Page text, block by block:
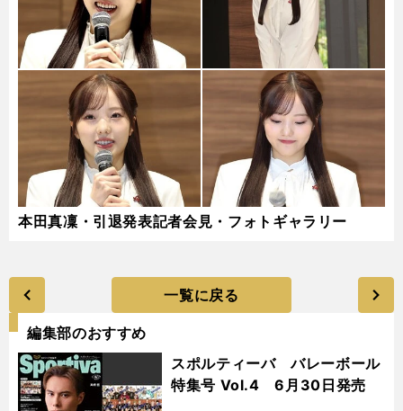
本田真凜・引退発表記者会見・フォトギャラリー
一覧に戻る
編集部のおすすめ
スポルティーバ バレーボール
特集号 Vol.4 6月30日発売